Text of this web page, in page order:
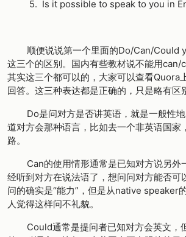
5. Is it possible to speak to you in
顺便说说第一个里面的Do/Can/Could
这三个的区别。国内有些教材说不能用can/
其实这三个都可以的，大家可以查看Quora
回答。这三种表达都是正确的，只是略有区
Do是问对方是否讲英语，就是一般性地
道对方会那种语言，比如去一个非英语国家
路。
Can的使用情形通常是已知对方说另外
经听到对方在说法语了，想问问对方能否可
问的确实是“能力”，但是从native speaker
人觉得这样问不礼貌。
Could通常是提问者已知对方会英文，